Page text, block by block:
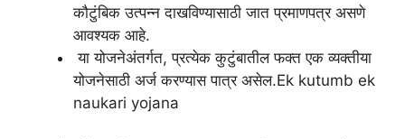
कौटुंबिक उत्पन्न दाखविण्यासाठी जात प्रमाणपत्र असणे
आवश्यक आहे.
या योजनेअंतर्गत, प्रत्येक कुटुंबातील फक्त एक व्यक्तीया
योजनेसाठी अर्ज करण्यास पात्र असेल.Ek kutumb ek
naukari yojana